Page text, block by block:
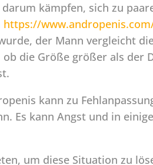
kämpfen, sich zu
https://
der Mann vergleicht
die Größe größer als der
kann zu
Es kann Angst und in
um diese Situation zu